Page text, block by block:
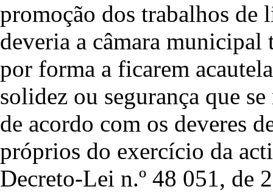
promoção dos trabalhos de
deveria a câmara municipal
por forma a ficarem
solidez ou segurança que
de acordo com os deveres
próprios do exercício da
Decreto-Lei n.º 48 051, de